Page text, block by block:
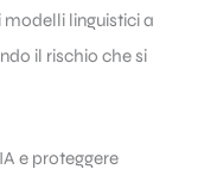
modelli linguistici a
il rischio che si
e proteggere